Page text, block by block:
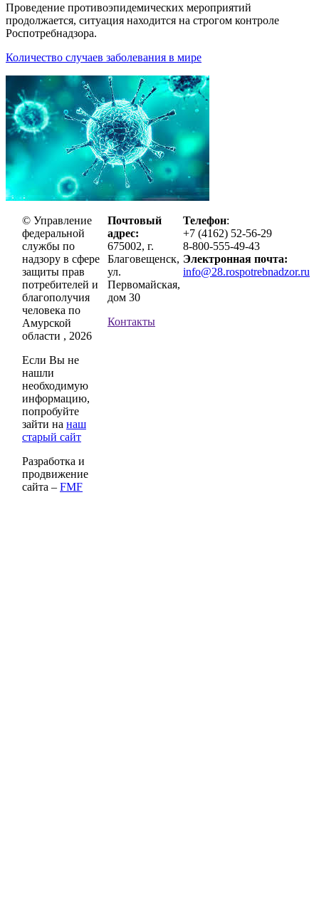
Проведение противоэпидемических мероприятий
продолжается, ситуация находится на строгом контроле
Роспотребнадзора.
Количество случаев заболевания в мире
© Управление
федеральной
службы по
надзору в сфере
защиты прав
потребителей и
благополучия
человека по
Амурской
области , 2026
Если Вы не
нашли
необходимую
информацию,
попробуйте
зайти на наш
старый сайт
Разработка и
продвижение
сайта – FMF
Почтовый
адрес:
675002, г.
Благовещенск,
ул.
Первомайская,
дом 30
Контакты
Телефон:
+7 (4162) 52-56-29
8-800-555-49-43
Электронная почта:
info@28.rospotrebnadzor.ru